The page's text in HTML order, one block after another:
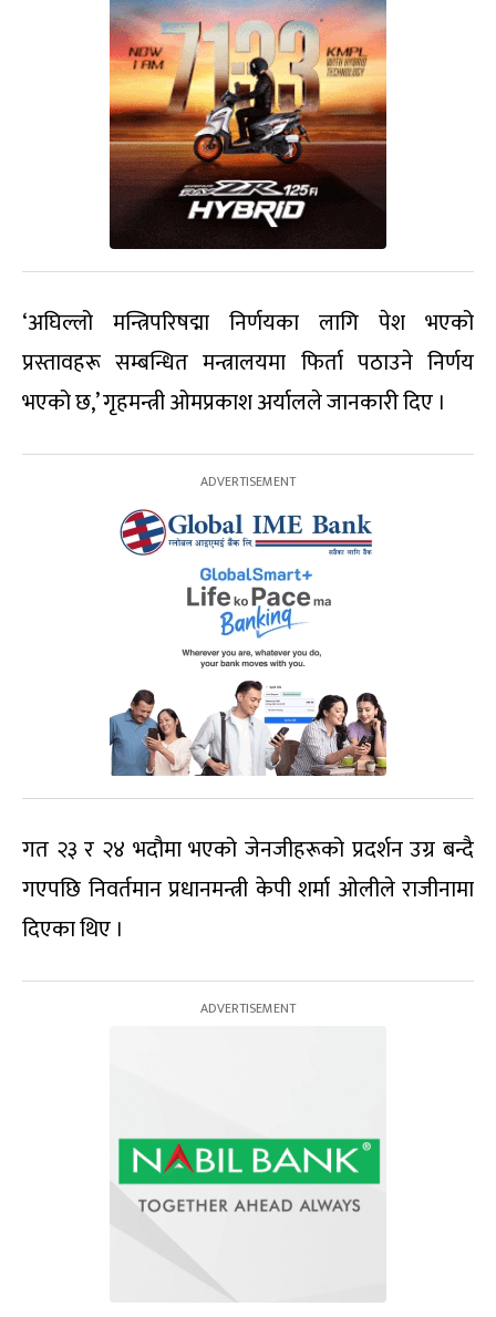
‘अघिल्लो मन्त्रिपरिषद्मा निर्णयका लागि पेश भएको
प्रस्तावहरू सम्बन्धित मन्त्रालयमा फिर्ता पठाउने निर्णय
भएको छ,’ गृहमन्त्री ओमप्रकाश अर्यालले जानकारी दिए ।
गत २३ र २४ भदौमा भएको जेनजीहरूको प्रदर्शन उग्र बन्दै
गएपछि निवर्तमान प्रधानमन्त्री केपी शर्मा ओलीले राजीनामा
दिएका थिए ।